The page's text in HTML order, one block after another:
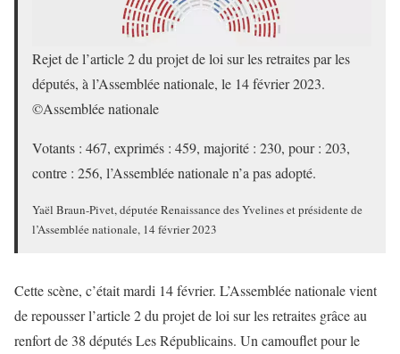
Rejet de l’article 2 du projet de loi sur les retraites par les
députés, à l’Assemblée nationale, le 14 février 2023.
©Assemblée nationale
Votants : 467, exprimés : 459, majorité : 230, pour : 203,
contre : 256, l’Assemblée nationale n’a pas adopté.
Yaël Braun-Pivet, députée Renaissance des Yvelines et présidente de
l’Assemblée nationale, 14 février 2023
Cette scène, c’était mardi 14 février. L’Assemblée nationale vient
de repousser l’article 2 du projet de loi sur les retraites grâce au
renfort de 38 députés Les Républicains. Un camouflet pour le